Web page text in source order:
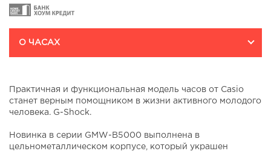
О ЧАСАХ
Практичная и функциональная модель часов от Casio
станет верным помощником в жизни активного молодого
человека. G-Shock.
Новинка в серии GMW-B5000 выполнена в
цельнометаллическом корпусе, который украшен